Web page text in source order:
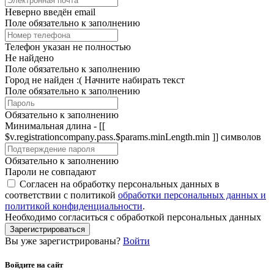
Неверно введён email
Поле обязательно к заполнению
Телефон указан не полностью
Не найдено
Поле обязательно к заполнению
Город не найден :( Начните набирать текст
Поле обязательно к заполнению
Обязательно к заполнению
Минимальная длина - [[
$v.registrationcompany.pass.$params.minLength.min ]] символов
Обязательно к заполнению
Пароли не совпадают
Согласен на обработку персональных данных в
соответствии с политикой обработки персональных данных и
политикой конфиденциальности.
Необходимо согласиться с обработкой персональных данных
Зарегистрироваться
Вы уже зарегистрированы? Войти
Войдите на сайт